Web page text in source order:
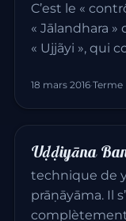
C’est le «
« Jālandhara
« Ujjãyi », qui
18 mars 2016·Terme
Uḍḍiyāna
technique de
prāṇāyāma. Il
complètement